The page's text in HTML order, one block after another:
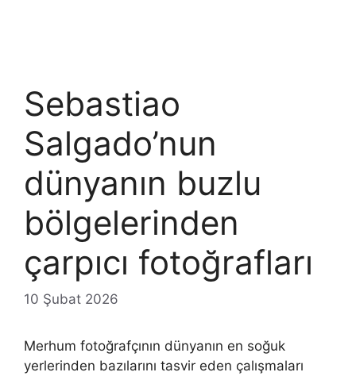
Sebastiao
Salgado’nun
dünyanın buzlu
bölgelerinden
çarpıcı fotoğrafları
10 Şubat 2026
Merhum fotoğrafçının dünyanın en soğuk
yerlerinden bazılarını tasvir eden çalışmaları